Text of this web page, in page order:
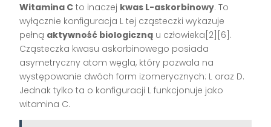
Witamina C to inaczej kwas L-askorbinowy. To
wyłącznie konfiguracja L tej cząsteczki wykazuje
pełną aktywność biologiczną u człowieka[2][6].
Cząsteczka kwasu askorbinowego posiada
asymetryczny atom węgla, który pozwala na
występowanie dwóch form izomerycznych: L oraz D.
Jednak tylko ta o konfiguracji L funkcjonuje jako
witamina C.